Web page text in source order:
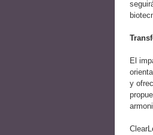
El
y